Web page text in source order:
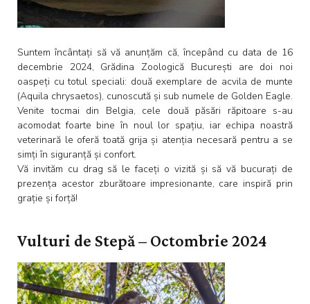
Suntem încântați să vă anunțăm că, începând cu data de 16
decembrie 2024, Grădina Zoologică București are doi noi
oaspeți cu totul speciali: două exemplare de acvila de munte
(Aquila chrysaetos), cunoscută și sub numele de Golden Eagle.
Venite tocmai din Belgia, cele două păsări răpitoare s-au
acomodat foarte bine în noul lor spațiu, iar echipa noastră
veterinară le oferă toată grija și atenția necesară pentru a se
simți în siguranță și confort.
Vă invităm cu drag să le faceți o vizită și să vă bucurați de
prezența acestor zburătoare impresionante, care inspiră prin
grație și forță!
Vulturi de Stepă – Octombrie 2024